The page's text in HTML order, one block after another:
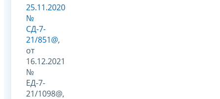
25.11.2020
№
СД-7-
21/851@,
от
16.12.2021
№
ЕД-7-
21/1098@,